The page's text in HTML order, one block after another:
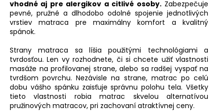
vhodné aj pre alergikov a citlivé osoby.Zabezpečuje
pevné, pružné a dlhodobo odolné spojenie jednotlivých
vrstiev matraca pre maximálny komfort a kvalitný
spánok.
Strany matraca sa líšia použitými technológiami a
tvrdosťou. Len vy rozhodnete, či si chcete užiť vlastnosti
masáže na profilovanej strane, alebo sa radšej vyspať na
tvrdšom povrchu. Nezávisle na strane, matrac po celú
dobu vášho spánku zaisťuje správnu polohu tela. Všetky
tieto vlastnosti robia matrac skvelou alternatívou
pružinových matracov, pri zachovaní atraktívnej ceny.